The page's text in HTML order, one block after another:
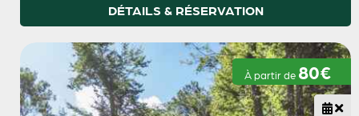
DÉTAILS & RÉSERVATION
À partir de 80€